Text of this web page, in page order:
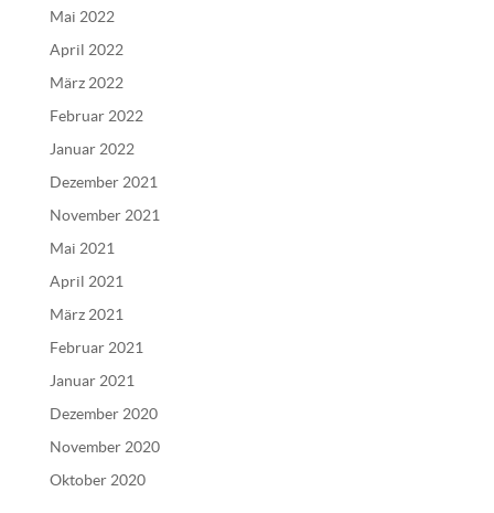
Mai 2022
April 2022
März 2022
Februar 2022
Januar 2022
Dezember 2021
November 2021
Mai 2021
April 2021
März 2021
Februar 2021
Januar 2021
Dezember 2020
November 2020
Oktober 2020